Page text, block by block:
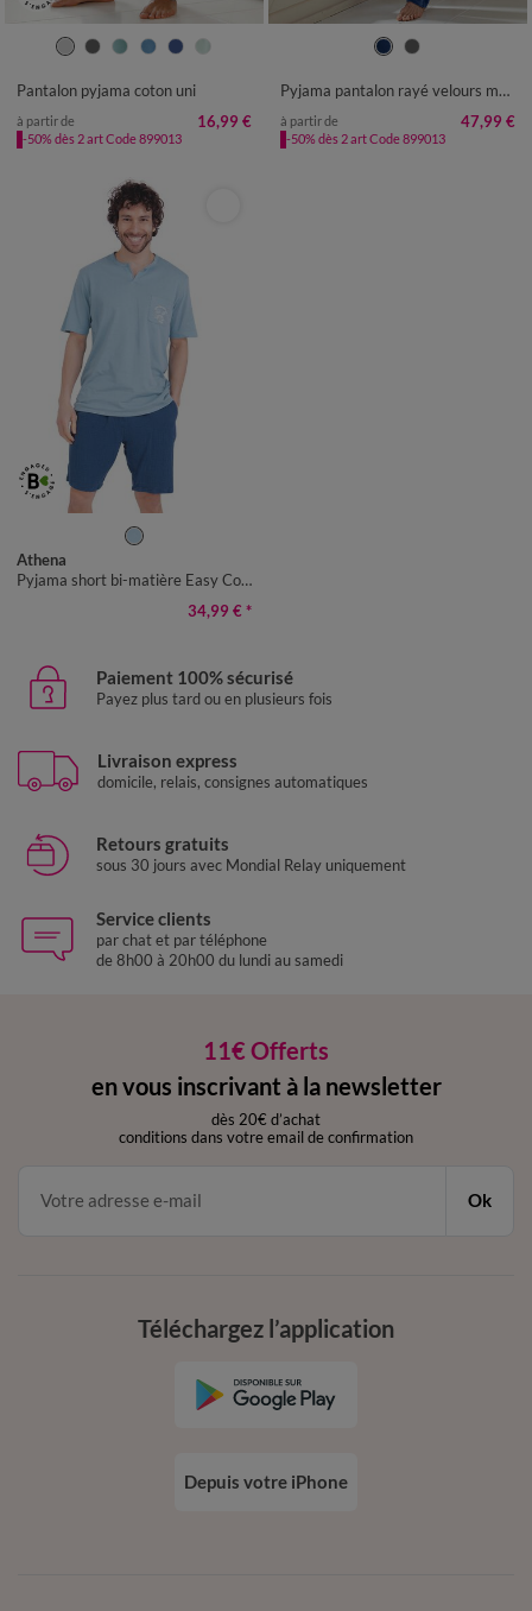
36/38 40/42 44/46
48/50
Pantalon pyjama coton uni
à partir de 16,99 €
-50% dès 2 art Code 899013
XL XXL
Pyjama pantalon rayé velours manches longues
à partir de 47,99 €
-50% dès 2 art Code 899013
L XL
Athena
Pyjama short bi-matière Easy Coton
34,99 € *
Paiement 100% sécurisé
Payez plus tard ou en plusieurs fois
Livraison express
domicile, relais, consignes automatiques
Retours gratuits
sous 30 jours avec Mondial Relay uniquement
Service clients
par chat et par téléphone
de 8h00 à 20h00 du lundi au samedi
11€ Offerts
en vous inscrivant à la newsletter
dès 20€ d’achat
conditions dans votre email de confirmation
Ok
Téléchargez l’application
Depuis votre iPhone